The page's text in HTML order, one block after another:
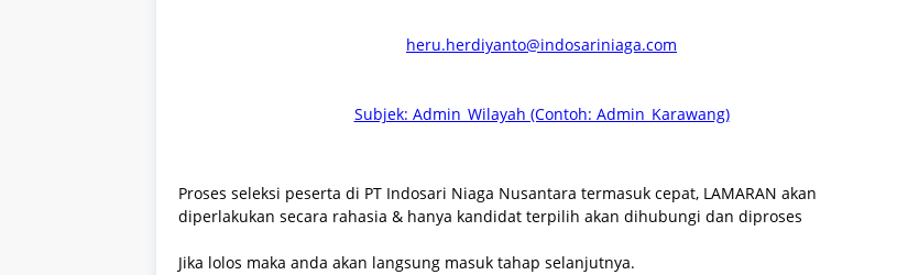
heru.herdiyanto@indosariniaga.com
Subjek: Admin_Wilayah (Contoh: Admin_Karawang)
Proses seleksi peserta di PT Indosari Niaga Nusantara termasuk cepat, LAMARAN akan
diperlakukan secara rahasia & hanya kandidat terpilih akan dihubungi dan diproses
Jika lolos maka anda akan langsung masuk tahap selanjutnya.